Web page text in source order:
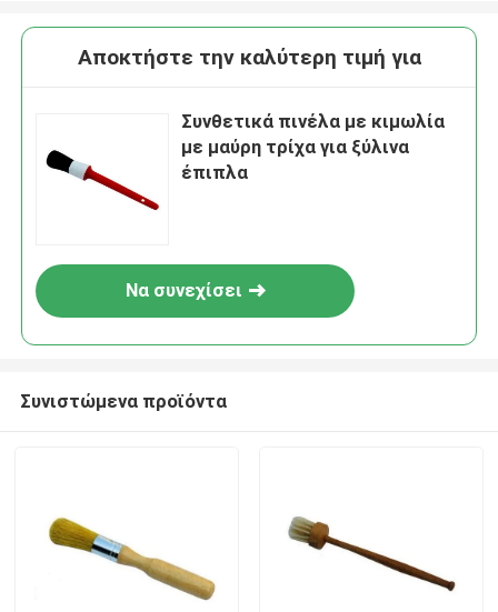
Αποκτήστε την καλύτερη τιμή για
Συνθετικά πινέλα με κιμωλία
με μαύρη τρίχα για ξύλινα
έπιπλα
Να συνεχίσει
Συνιστώμενα προϊόντα